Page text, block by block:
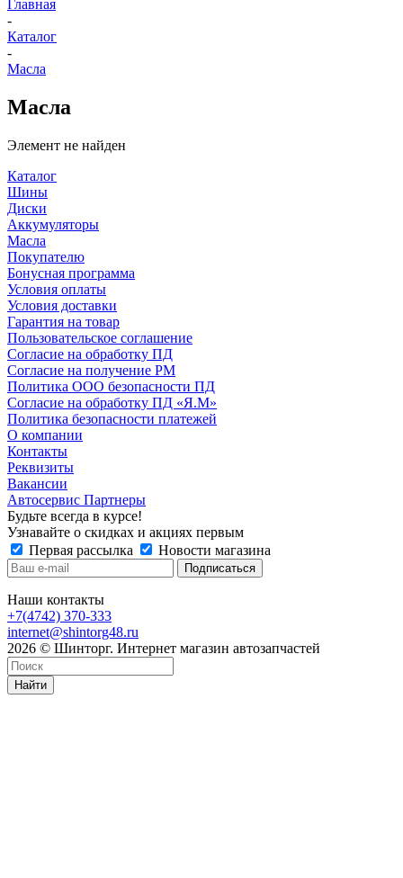
Главная
-
Каталог
-
Масла
Масла
Элемент не найден
Каталог
Шины
Диски
Аккумуляторы
Масла
Покупателю
Бонусная программа
Условия оплаты
Условия доставки
Гарантия на товар
Пользовательское соглашение
Согласие на обработку ПД
Согласие на получение РМ
Политика ООО безопасности ПД
Согласие на обработку ПД «Я.М»
Политика безопасности платежей
О компании
Контакты
Реквизиты
Вакансии
Автосервис Партнеры
Будьте всегда в курсе!
Узнавайте о скидках и акциях первым
Первая рассылка
Новости магазина
Наши контакты
+7(4742) 370-333
internet@shintorg48.ru
2026 © Шинторг. Интернет магазин автозапчастей
Найти